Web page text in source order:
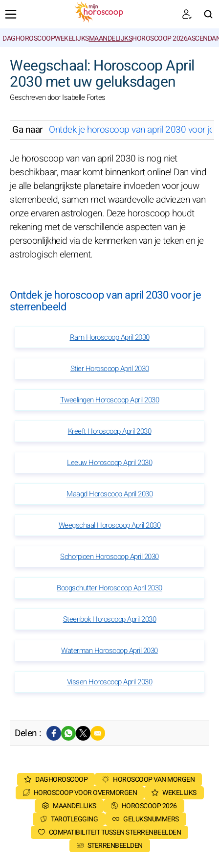
DAGHOROSCOOPWEKELIJKSMAANDELIJKSHOROSCOOP 2026
Weegschaal: Horoscoop April
2030 met uw geluksdagen
Geschreven door Isabelle Fortes
Ga naar Ontdek je horoscoop van april 2030 voor je
Je horoscoop van van april 2030 is nog niet
beschikbaar, maar komt binnenkort online! Dan vind
je alle belangrijkste planetaire invloeden voor jouw
sterrenbeeld, samen met waardevolle adviezen van
onze ervaren astrologen. Deze horoscoop houdt
rekening met de verschillende aspecten van je
persoonlijkheid via de kenmerken van je teken en je
astrologisch element.
Ontdek je horoscoop van april 2030 voor je
sterrenbeeld
Ram Horoscoop April 2030
Stier Horoscoop April 2030
Tweelingen Horoscoop April 2030
Kreeft Horoscoop April 2030
Leeuw Horoscoop April 2030
Maagd Horoscoop April 2030
Weegschaal Horoscoop April 2030
Schorpioen Horoscoop April 2030
Boogschutter Horoscoop April 2030
Steenbok Horoscoop April 2030
Waterman Horoscoop April 2030
Vissen Horoscoop April 2030
Delen :
DAGHOROSCOOP
HOROSCOOP VAN MORGEN
HOROSCOOP VOOR OVERMORGEN
WEKELIJKS
MAANDELIJKS
HOROSCOOP 2026
TAROTLEGGING
GELUKSNUMMERS
COMPATIBILITEIT TUSSEN STERRENBEELDEN
STERRENBEELDEN